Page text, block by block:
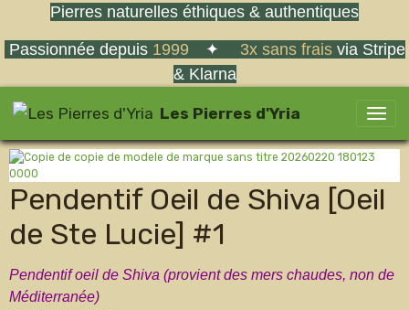
Pierres naturelles éthiques & authentiques
Passionnée depuis 1999 ✦ 3x sans fraisvia Stripe
& Klarna
Les Pierres d'Yria
Pendentif Oeil de Shiva [Oeil
de Ste Lucie] #1
Pendentif oeil de Shiva (provient des mers chaudes, non de
Méditerranée)